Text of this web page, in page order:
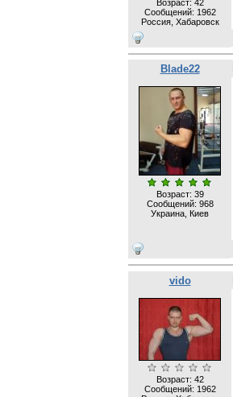
Возраст: 42
Сообщений: 1962
Россия, Хабаровск
Blade22
Возраст: 39
Сообщений: 968
Украина, Киев
vido
Возраст: 42
Сообщений: 1962